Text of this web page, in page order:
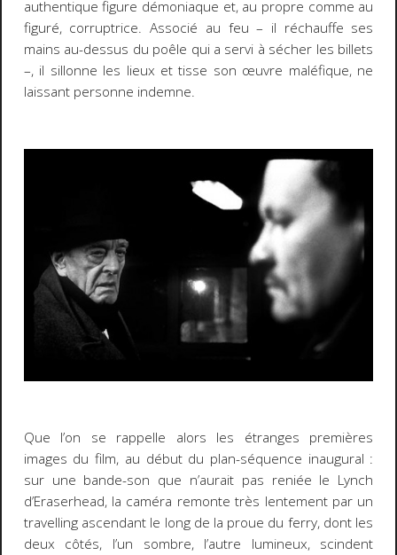
authentique figure démoniaque et, au propre comme au
figuré, corruptrice. Associé au feu – il réchauffe ses
mains au-dessus du poêle qui a servi à sécher les billets
–, il sillonne les lieux et tisse son œuvre maléfique, ne
laissant personne indemne.
Que l’on se rappelle alors les étranges premières
images du film, au début du plan-séquence inaugural :
sur une bande-son que n’aurait pas reniée le Lynch
d’Eraserhead, la caméra remonte très lentement par un
travelling ascendant le long de la proue du ferry, dont les
deux côtés, l’un sombre, l’autre lumineux, scindent